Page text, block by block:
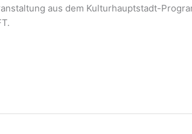
aus dem Kulturhauptstadt-